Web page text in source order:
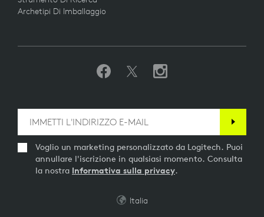
Archetipi Di Imballaggio
Voglio un marketing personalizzato da Logitech. Puoi
annullare l'iscrizione in qualsiasi momento. Consulta
la nostra Informativa sulla privacy.
Italia